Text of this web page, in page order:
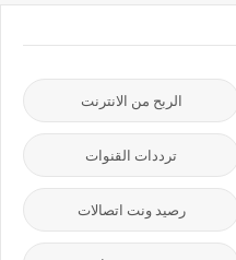
الربح من الانترنت
ترددات القنوات
رصيد ونت اتصالات